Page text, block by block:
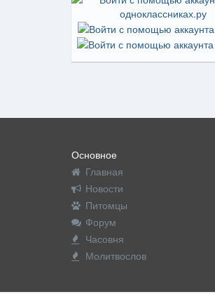
Основное
Главная
Новости
Питомцы
Форум
Часовня
Молитвослов